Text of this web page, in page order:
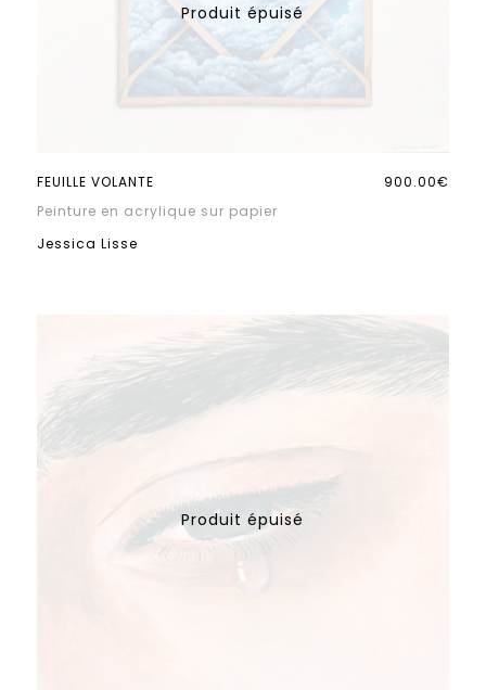
FEUILLE VOLANTE
Peinture en acrylique sur papier
Jessica Lisse
900.00€